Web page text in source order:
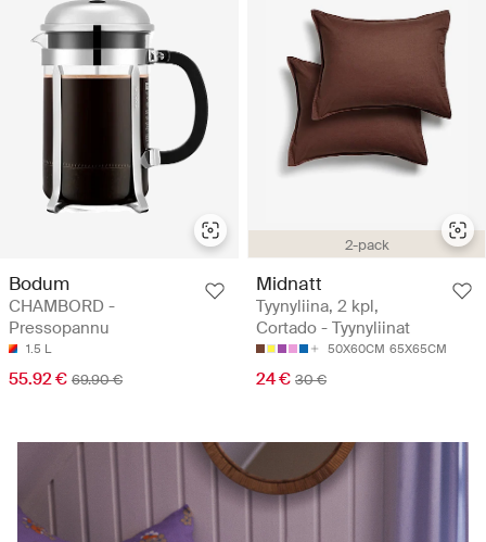
Bodum
CHAMBORD -
Pressopannu
1.5 L
55.92 € 69.90 €
2-pack
Midnatt
Tyynyliina, 2 kpl,
Cortado - Tyynyliinat
50X60CM 65X65CM
24 € 30 €